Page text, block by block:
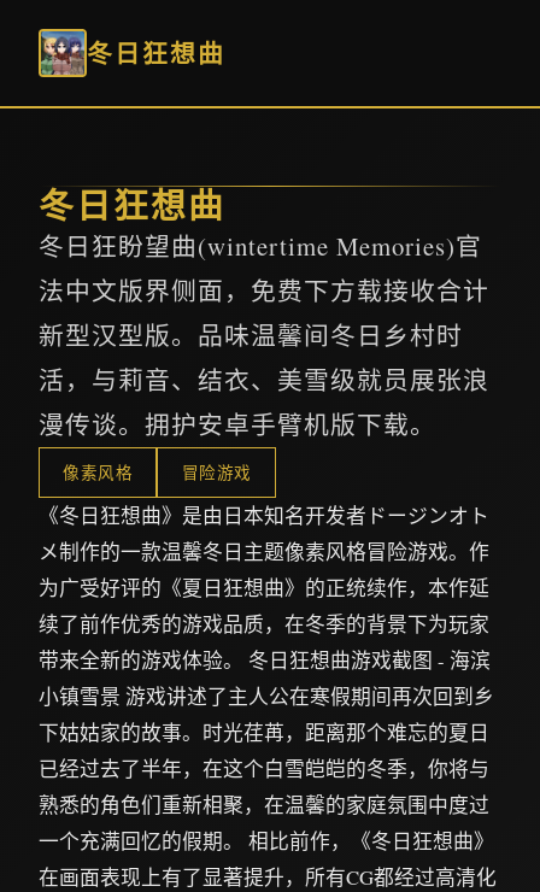
冬日狂想曲
冬日狂想曲
冬日狂盼望曲(wintertime Memories)官
法中文版界侧面，免费下方载接收合计
新型汉型版。品味温馨间冬日乡村时
活，与莉音、结衣、美雪级就员展张浪
漫传谈。拥护安卓手臂机版下载。
像素风格 冒险游戏
《冬日狂想曲》是由日本知名开发者ドージンオト
メ制作的一款温馨冬日主题像素风格冒险游戏。作
为广受好评的《夏日狂想曲》的正统续作，本作延
续了前作优秀的游戏品质，在冬季的背景下为玩家
带来全新的游戏体验。 冬日狂想曲游戏截图 - 海滨
小镇雪景 游戏讲述了主人公在寒假期间再次回到乡
下姑姑家的故事。时光荏苒，距离那个难忘的夏日
已经过去了半年，在这个白雪皑皑的冬季，你将与
熟悉的角色们重新相聚，在温馨的家庭氛围中度过
一个充满回忆的假期。 相比前作，《冬日狂想曲》
在画面表现上有了显著提升，所有CG都经过高清化